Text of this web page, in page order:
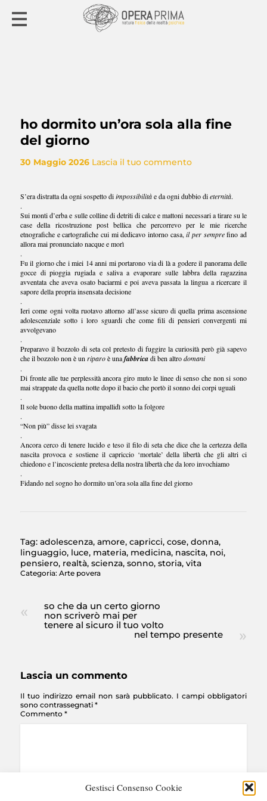
Gestisci Consenso Cookie
ho dormito un’ora sola alla fine
del giorno
30 Maggio 2026 Lascia il tuo commento
S’era distratta da ogni sospetto diimpossibilitàe da ogni dubbio dieternità.
.
Sui monti d’erba e sulle colline di detriti di calce e mattoni necessari a tirare su le
case della ricostruzione post bellica che percorrevo per le mie ricerche
etnografiche e cartografiche cui mi dedicavo intorno casa,il per semprefino ad
allora mai pronunciato nacque e morì
.
Fu il giorno che i miei 14 anni mi portarono via di là a godere il panorama delle
gocce di pioggia rugiada e saliva a evaporare sulle labbra della ragazzina
avventata che aveva osato baciarmi e poi aveva passata la lingua a ricercare il
sapore della propria insensata decisione
.
Ieri come ogni volta ruotavo attorno all’asse sicuro di quella prima ascensione
adolescenziale sotto i loro sguardi che come fili di pensieri convergenti mi
avvolgevano
.
Preparavo il bozzolo di seta col pretesto di fuggire la curiosità però già sapevo
che il bozzolo non è unriparoè unafabbricadi ben altrodomani
.
Di fronte alle tue perplessità ancora giro muto le linee di senso che non si sono
mai strappate da quella notte dopo il bacio che portò il sonno dei corpi uguali
.
Il sole buono della mattina impallidì sotto la folgore
.
“Non più” disse lei svagata
.
Ancora cerco di tenere lucido e teso il filo di seta che dice che la certezza della
nascita provoca e sostiene il capriccio ‘mortale’ della libertà che gli altri ci
chiedono e l’incosciente pretesa della nostra libertà che da loro invochiamo
.
Fidando nel sogno ho dormito un’ora sola alla fine del giorno
Tag: adolescenza, amore, capricci, cose, donna,
linguaggio, luce, materia, medicina, nascita, noi,
pensiero, realtà, scienza, sonno, storia, vita
Categoria: Arte povera
so che da un certo giorno
non scriverò mai per
tenere al sicuro il tuo volto
nel tempo presente
Lascia un commento
Il tuo indirizzo email non sarà pubblicato. I campi obbligatori
sono contrassegnati *
Commento *